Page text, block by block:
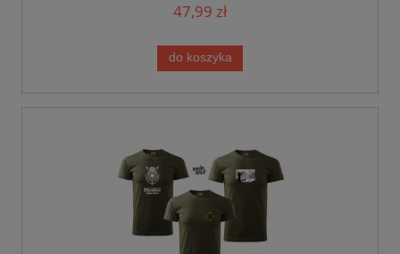
47,99 zł
do koszyka